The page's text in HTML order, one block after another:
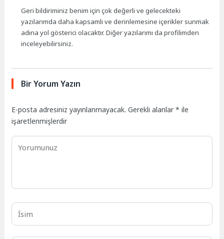
Geri bildiriminiz benim için çok değerli ve gelecekteki
yazılarımda daha kapsamlı ve derinlemesine içerikler sunmak
adına yol gösterici olacaktır. Diğer yazılarımı da profilimden
inceleyebilirsiniz.
Bir Yorum Yazın
E-posta adresiniz yayınlanmayacak. Gerekli alanlar* ile
işaretlenmişlerdir